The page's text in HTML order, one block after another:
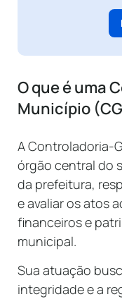
O que é uma
Município
A Controladoria-
órgão central do
da prefeitura,
e avaliar os atos
financeiros e
municipal.
Sua atuação
integridade e a